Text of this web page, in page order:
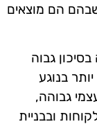
הם מוצאים
גבוה
בנוגע
גבוהה,
ובבניית